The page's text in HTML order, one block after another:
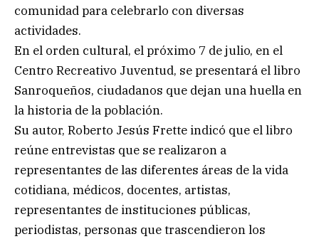
comunidad para celebrarlo con diversas
actividades.
En el orden cultural, el próximo 7 de julio, en el
Centro Recreativo Juventud, se presentará el libro
Sanroqueños, ciudadanos que dejan una huella en
la historia de la población.
Su autor, Roberto Jesús Frette indicó que el libro
reúne entrevistas que se realizaron a
representantes de las diferentes áreas de la vida
cotidiana, médicos, docentes, artistas,
representantes de instituciones públicas,
periodistas, personas que trascendieron los